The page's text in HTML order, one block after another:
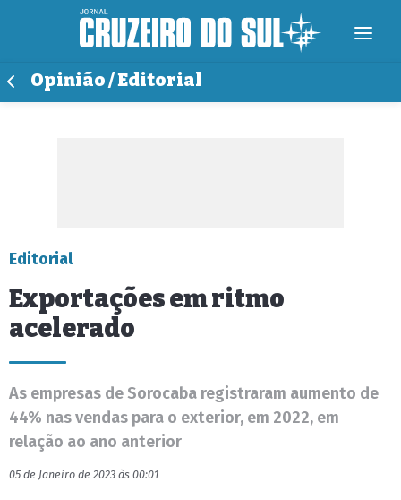
Opinião / Editorial
Editorial
Exportações em ritmo
acelerado
As empresas de Sorocaba registraram aumento de
44% nas vendas para o exterior, em 2022, em
relação ao ano anterior
05 de Janeiro de 2023 às 00:01